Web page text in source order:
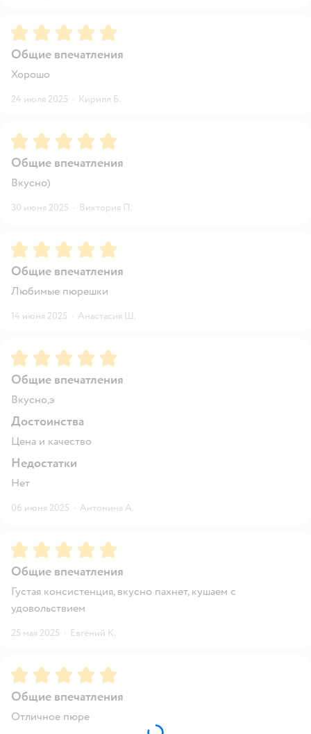
Рейтинг:5
Общие впечатления
Хорошо
24 июля 2025 · Кирилл Б.
Рейтинг:5
Общие впечатления
Вкусно)
30 июня 2025 · Виктория П.
Рейтинг:5
Общие впечатления
Любимые пюрешки
14 июня 2025 · Анастасия Ш.
Рейтинг:5
Общие впечатления
Вкусно,э
Достоинства
Цена и качество
Недостатки
Нет
06 июня 2025 · Антонина А.
Рейтинг:5
Общие впечатления
Густая консистенция, вкусно пахнет, кушаем с
удовольствием
25 мая 2025 · Евгений К.
Рейтинг:5
Общие впечатления
Отличное пюре